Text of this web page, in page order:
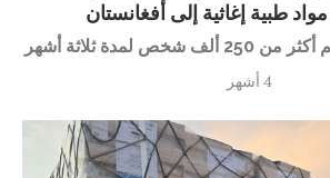
طبية إغاثية إلى أفغانستان
لمدة ثلاثة أشهر
4 أشهر